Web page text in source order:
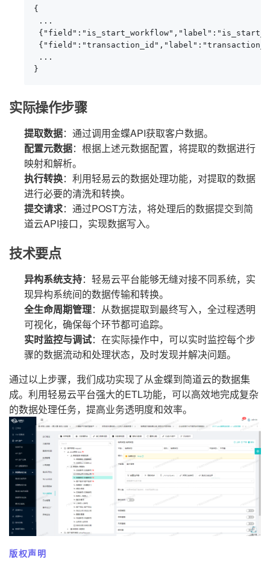
{
...
...
}
实际操作步骤
提取数据：通过调用金蝶API获取客户数据。
配置元数据：根据上述元数据配置，将提取的数据进行
映射和解析。
执行转换：利用轻易云的数据处理功能，对提取的数据
进行必要的清洗和转换。
提交请求：通过POST方法，将处理后的数据提交到简
道云API接口，实现数据写入。
技术要点
异构系统支持：轻易云平台能够无缝对接不同系统，实
现异构系统间的数据传输和转换。
全生命周期管理：从数据提取到最终写入，全过程透明
可视化，确保每个环节都可追踪。
实时监控与调试：在实际操作中，可以实时监控每个步
骤的数据流动和处理状态，及时发现并解决问题。
通过以上步骤，我们成功实现了从金蝶到简道云的数据集
成。利用轻易云平台强大的ETL功能，可以高效地完成复杂
的数据处理任务，提高业务透明度和效率。
版权声明